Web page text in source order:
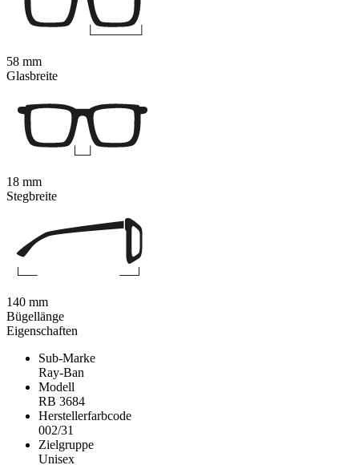
Eigenschaften
Sub-Marke
Ray-Ban
Modell
RB 3684
Herstellerfarbcode
002/31
Zielgruppe
Unisex
58 mm
Glasbreite
18 mm
Stegbreite
140 mm
Bügellänge